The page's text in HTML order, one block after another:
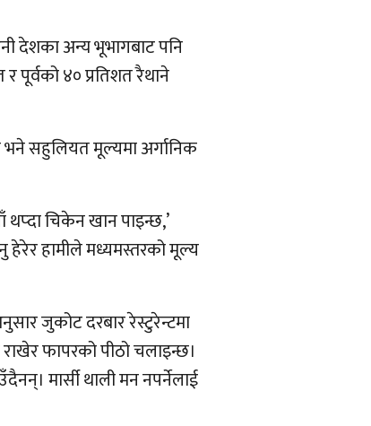
देशका अन्य भूभागबाट पनि
पूर्वको ४० प्रतिशत रैथाने
भने सहुलियत मूल्यमा अर्गानिक
चिकेन खान पाइन्छ,’
हेरेर हामीले मध्यमस्तरको मूल्य
जुकोट दरबार रेस्टुरेन्टमा
फापरको पीठो चलाइन्छ।
मार्सी थाली मन नपर्नेलाई